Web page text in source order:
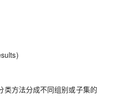
类方法分成不同组别或子集的